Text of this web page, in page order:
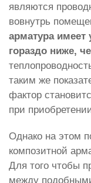
являются
вовнутрь
арматура имеет
гораздо ниже,
таким же
фактор
при
Однако на этом
композитной
Для того чтобы
между